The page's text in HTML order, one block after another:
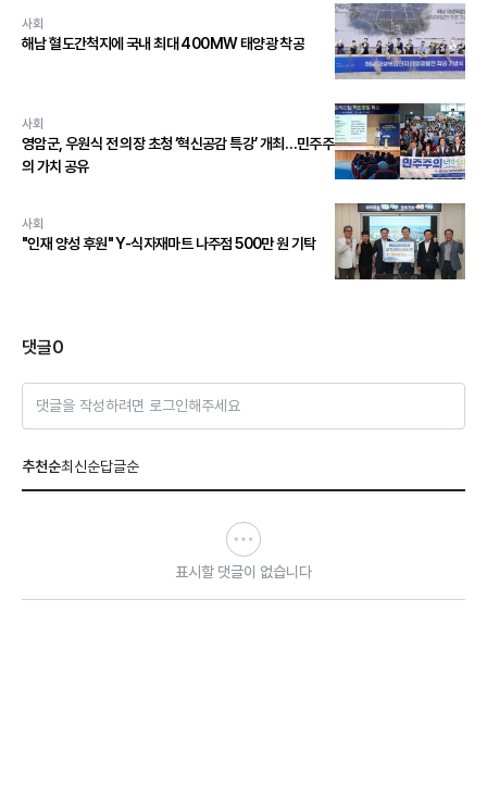
사회
해남 혈도간척지에 국내 최대 400MW 태양광 착공
사회
영암군, 우원식 전 의장 초청 ‘혁신공감 특강’ 개최…민주주
의 가치 공유
사회
"인재 양성 후원" Y-식자재마트 나주점 500만 원 기탁
댓글0
댓글을 작성하려면 로그인해주세요
추천순최신순답글순
표시할 댓글이 없습니다